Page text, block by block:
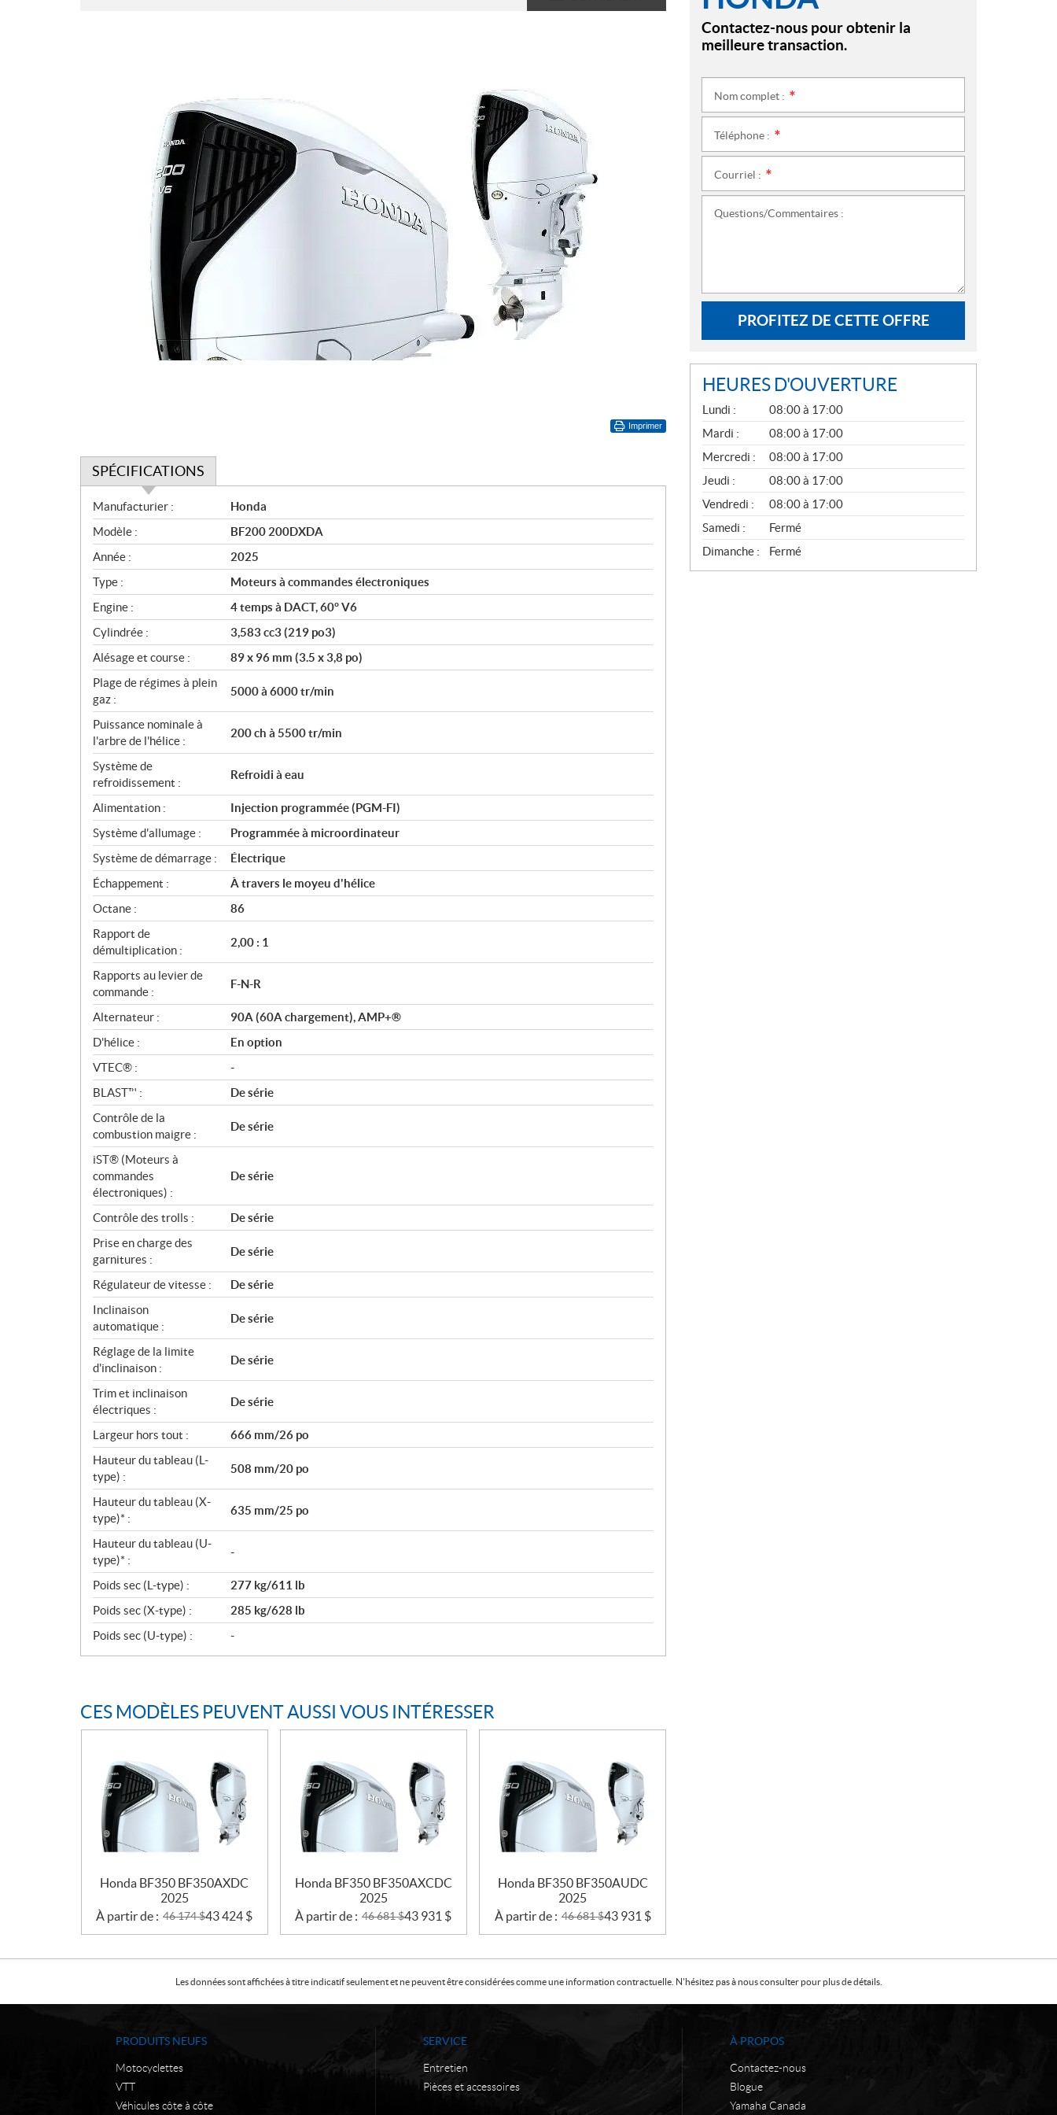
Imprimer
SPÉCIFICATIONS
S
p
é
c
i
f
i
c
a
t
i
o
n
s
Manufacturier :
Honda
Modèle :
BF200 200DXDA
Année :
2025
Type :
Moteurs à commandes électroniques
Engine :
4 temps à DACT, 60° V6
Cylindrée :
3,583 cc3 (219 po3)
Alésage et course :
89 x 96 mm (3.5 x 3,8 po)
Plage de régimes à plein
gaz :
5000 à 6000 tr/min
Puissance nominale à
l'arbre de l'hélice :
200 ch à 5500 tr/min
Système de
refroidissement :
Refroidi à eau
Alimentation :
Injection programmée (PGM-FI)
Système d'allumage :
Programmée à microordinateur
Système de démarrage :
Électrique
Échappement :
À travers le moyeu d'hélice
Octane :
86
Rapport de
démultiplication :
2,00 : 1
Rapports au levier de
commande :
F-N-R
Alternateur :
90A (60A chargement), AMP+®
D'hélice :
En option
VTEC® :
-
BLAST™ :
De série
Contrôle de la
combustion maigre :
De série
iST® (Moteurs à
commandes
électroniques) :
De série
Contrôle des trolls :
De série
Prise en charge des
garnitures :
De série
Régulateur de vitesse :
De série
Inclinaison
automatique :
De série
Réglage de la limite
d'inclinaison :
De série
Trim et inclinaison
électriques :
De série
Largeur hors tout :
666 mm/26 po
Hauteur du tableau (L-
type) :
508 mm/20 po
Hauteur du tableau (X-
type)* :
635 mm/25 po
Hauteur du tableau (U-
type)* :
-
Poids sec (L-type) :
277 kg/611 lb
Poids sec (X-type) :
285 kg/628 lb
Poids sec (U-type) :
-
CES MODÈLES PEUVENT AUSSI VOUS INTÉRESSER
Honda BF350 BF350AXDC
2025
À partir de : 46 174$43 424 $
Honda BF350 BF350AXCDC
2025
À partir de : 46 681$43 931 $
Honda BF350 BF350AUDC
2025
À partir de : 46 681$43 931 $
Contactez-nous pour obtenir la
meilleure transaction.
Nom complet :
Téléphone :
Courriel :
Questions/Commentaires :
PROFITEZ DE CETTE OFFRE
HEURES D'OUVERTURE
G
É
N
É
R
A
L
Lundi :
08:00 à 17:00
Mardi :
08:00 à 17:00
Mercredi :
08:00 à 17:00
Jeudi :
08:00 à 17:00
Vendredi :
08:00 à 17:00
Samedi :
Fermé
Dimanche :
Fermé
Les données sont affichées à titre indicatif seulement et ne peuvent être considérées comme une information contractuelle. N'hésitez pas à nous consulter pour plus de détails.
PRODUITS NEUFS
Motocyclettes
VTT
Véhicules côte à côte
SERVICE
Entretien
Pièces et accessoires
À PROPOS
Contactez-nous
Blogue
Yamaha Canada